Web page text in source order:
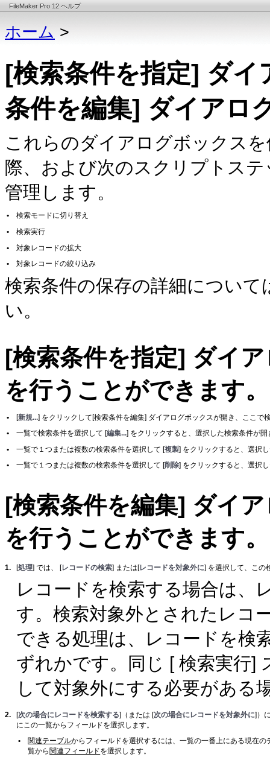
FileMaker Pro 12 ヘルプ
ホーム >
[検索条件を指定] ダ
条件を編集] ダイアロ
これらのダイアログボックス
際、および次のスクリプトス テ
管理します。
•
検索モードに切り替え
•
検索実行
•
対象レコードの拡大
•
対象レコードの絞り込み
検索条件の保存の詳細について
い。
[検索条件を指定] ダイ
を行うことができます。
• [新規...] をクリックして[検索条件を編集] ダイアログボックスが開き、ここで
•
一覧で検索条件を選択して [編集...] をクリックすると、選択した検索条件が開
•
一覧で１つまたは複数の検索条件を選択して [複製] をクリックすると、選択
•
一覧で１つまたは複数の検索条件を選択して [削除] をクリックすると、選択
[検索条件を編集] ダイ
を行うことができます。
1. [処理] では、 [レコードの検索] または[レコードを対象外に] を選択して、この
レコードを検索する場合は、
す。検索対象外とされたレコ
できる処理は、レコードを検
ずれかです。同じ [ 検索実行]
して対象外にする必要がある
2. [次の場合にレコードを検索する]（または [次の場合にレコードを対象外に]）
にこの一覧からフィールドを選択します。
•
関連テーブルからフィールドを選択するには、一覧の一番上にある現在
覧から 関連フィールドを選択します。